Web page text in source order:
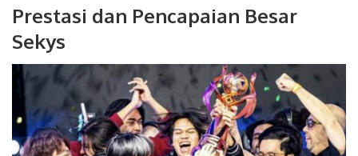
Prestasi dan Pencapaian Besar
Sekys